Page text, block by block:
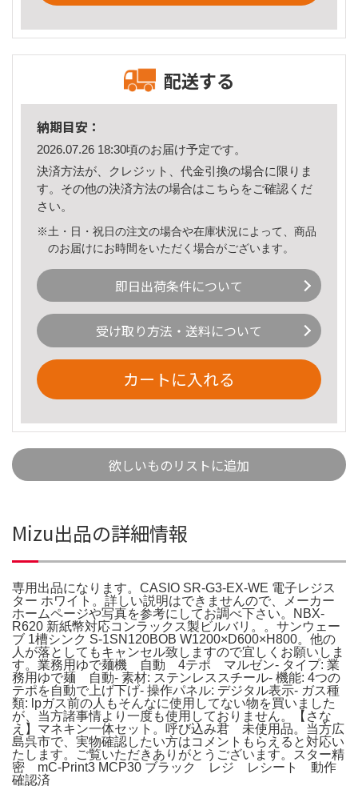
配送する
納期目安：
2026.07.26 18:30頃のお届け予定です。
決済方法が、クレジット、代金引換の場合に限りま
す。その他の決済方法の場合はこちら をご確認くだ
さい。
※土・日・祝日の注文の場合や在庫状況によって、商品
のお届けにお時間をいただく場合がございます。
即日出荷条件について
受け取り方法・送料について
カートに入れる
欲しいものリストに追加
Mizu出品の詳細情報
専用出品になります。CASIO SR-G3-EX-WE 電子レジス
ター ホワイト。詳しい説明はできませんので、メーカー
ホームページや写真を参考にしてお調べ下さい。NBX-
R620 新紙幣対応コンラックス製ビルバリ。。サンウェー
ブ 1槽シンク S-1SN120BOB W1200×D600×H800。他の
人が落としてもキャンセル致しますので宜しくお願いしま
す。業務用ゆで麺機 自動 4テポ マルゼン- タイプ: 業
務用ゆで麺 自動- 素材: ステンレススチール- 機能: 4つの
テポを自動で上げ下げ- 操作パネル: デジタル表示- ガス種
類: lpガス前の人もそんなに使用してない物を買いました
が、当方諸事情より一度も使用しておりません。【さな
え】マネキン一体セット。呼び込み君 未使用品。当方広
島呉市で、実物確認したい方はコメントもらえると対応い
たします。ご覧いただきありがとうございます。スター精
密 mC-Print3 MCP30 ブラック レジ レシート 動作
確認済